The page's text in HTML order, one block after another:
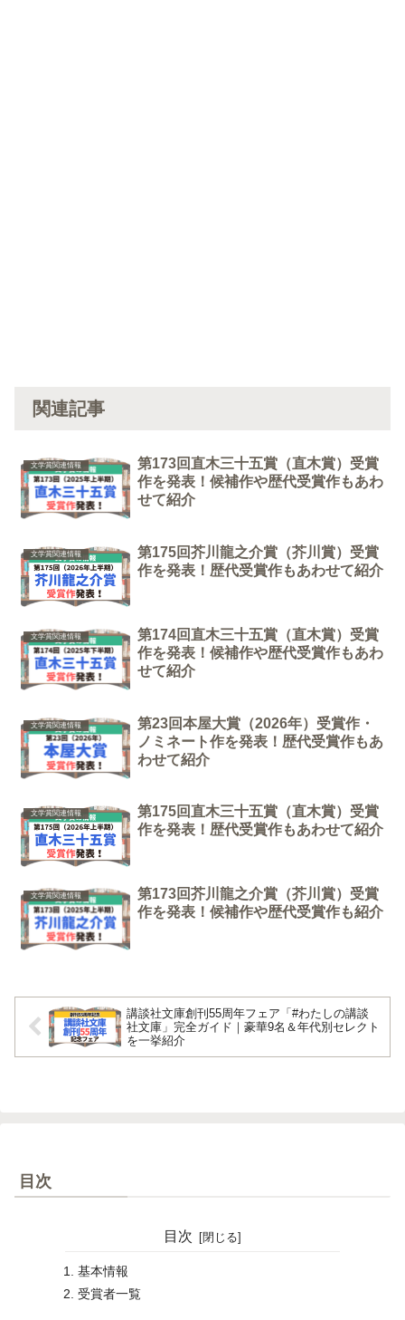
関連記事
文学賞関連情報
第173回直木三十五賞（直木賞）受賞
作を発表！候補作や歴代受賞作もあわ
せて紹介
文学賞関連情報
第175回芥川龍之介賞（芥川賞）受賞
作を発表！歴代受賞作もあわせて紹介
文学賞関連情報
第174回直木三十五賞（直木賞）受賞
作を発表！候補作や歴代受賞作もあわ
せて紹介
文学賞関連情報
第23回本屋大賞（2026年）受賞作・
ノミネート作を発表！歴代受賞作もあ
わせて紹介
文学賞関連情報
第175回直木三十五賞（直木賞）受賞
作を発表！歴代受賞作もあわせて紹介
文学賞関連情報
第173回芥川龍之介賞（芥川賞）受賞
作を発表！候補作や歴代受賞作も紹介
講談社文庫創刊55周年フェア「#わたしの講談
社文庫」完全ガイド｜豪華9名＆年代別セレクト
を一挙紹介
目次
目次
基本情報
受賞者一覧